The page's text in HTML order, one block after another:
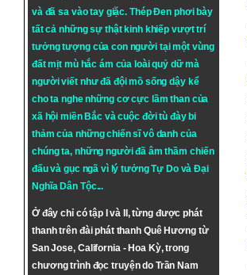
và đã sa vào tay giặc. Thép Đen phơi bày
tất cả những sự thật kinh khiếp vượt trí
tưởng tượng của con người tại một vùng
đất mịt mù hắc ám của loài quỷ dữ mà
người viết như đã đội mồ sống dậy kể
cho ta nghe những cơ cực lầm than của
xã hội miền Bắc và cuộc đời tù đày bi
thảm của những chiến sĩ vô danh của
chúng ta, những người đã âm thầm chiến
đấu và gục ngã vì lý tưởngTự DovàĐại
Nghĩa Dân Tộc...
Ở đây chỉ có tập I và II, từng được phát
thanh trên đài phát thanh Quê Hương từ
San Jose, California - Hoa Kỳ, trong
chương trình đọc truyện do Trần Nam